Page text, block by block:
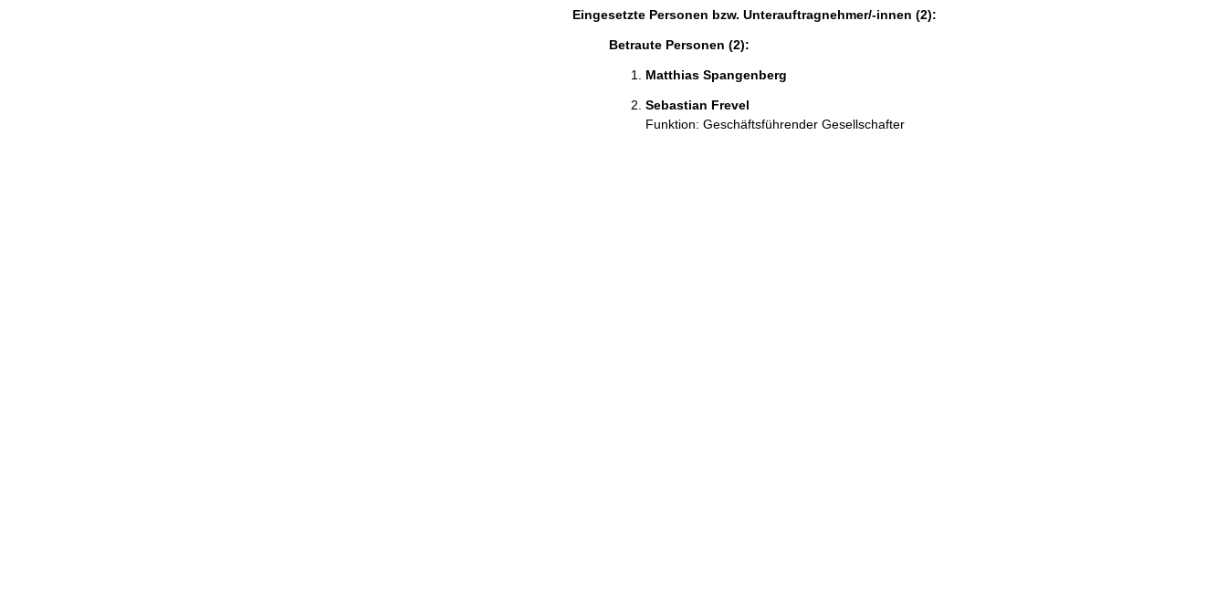
Eingesetzte Personen bzw. Unterauftragnehmer/-innen (2):
Betraute Personen (2):
Matthias Spangenberg
Sebastian Frevel
Funktion: Geschäftsführender Gesellschafter